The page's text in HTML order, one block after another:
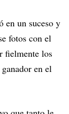
en un suceso y
fotos con el
fielmente los
en el